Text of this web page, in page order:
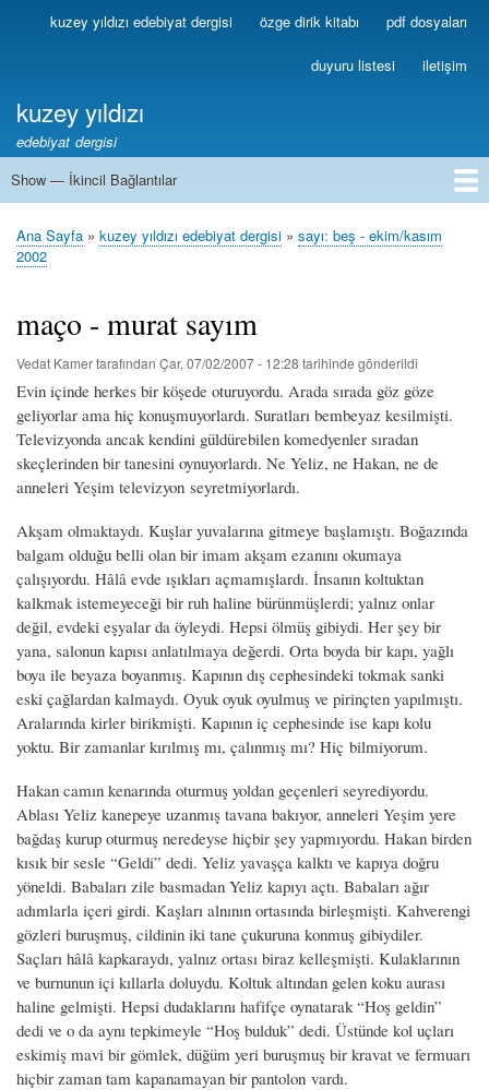
Ana
içeriğe
Birincilkuzey yıldızı edebiyat dergisi özge dirik kitabı pdf dosyaları
duyuru listesi iletişim
kuzey yıldızı
edebiyat dergisi
İkincil
Show — İkincil Bağlantılar
1
2
3
4
5
6
7
8
9
10
11
12
13
Sayfa
Ana Sayfa kuzey yıldızı edebiyat dergisi
sayı: beş - ekim/kasım
2002
maço - murat sayım
Vedat Kamertarafından Çar, 07/02/2007 - 12:28 tarihinde gönderildi
Evin içinde herkes bir köşede oturuyordu. Arada sırada göz göze
geliyorlar ama hiç konuşmuyorlardı. Suratları bembeyaz kesilmişti.
Televizyonda ancak kendini güldürebilen komedyenler sıradan
skeçlerinden bir tanesini oynuyorlardı. Ne Yeliz, ne Hakan, ne de
anneleri Yeşim televizyon seyretmiyorlardı.
Akşam olmaktaydı. Kuşlar yuvalarına gitmeye başlamıştı. Boğazında
balgam olduğu belli olan bir imam akşam ezanını okumaya
çalışıyordu. Hâlâ evde ışıkları açmamışlardı. İnsanın koltuktan
kalkmak istemeyeceği bir ruh haline bürünmüşlerdi; yalnız onlar
değil, evdeki eşyalar da öyleydi. Hepsi ölmüş gibiydi. Her şey bir
yana, salonun kapısı anlatılmaya değerdi. Orta boyda bir kapı, yağlı
boya ile beyaza boyanmış. Kapının dış cephesindeki tokmak sanki
eski çağlardan kalmaydı. Oyuk oyuk oyulmuş ve pirinçten yapılmıştı.
Aralarında kirler birikmişti. Kapının iç cephesinde ise kapı kolu
yoktu. Bir zamanlar kırılmış mı, çalınmış mı? Hiç bilmiyorum.
Hakan camın kenarında oturmuş yoldan geçenleri seyrediyordu.
Ablası Yeliz kanepeye uzanmış tavana bakıyor, anneleri Yeşim yere
bağdaş kurup oturmuş neredeyse hiçbir şey yapmıyordu. Hakan birden
kısık bir sesle “Geldi” dedi. Yeliz yavaşça kalktı ve kapıya doğru
yöneldi. Babaları zile basmadan Yeliz kapıyı açtı. Babaları ağır
adımlarla içeri girdi. Kaşları alnının ortasında birleşmişti. Kahverengi
gözleri buruşmuş, cildinin iki tane çukuruna konmuş gibiydiler.
Saçları hâlâ kapkaraydı, yalnız ortası biraz kelleşmişti. Kulaklarının
ve burnunun içi kıllarla doluydu. Koltuk altından gelen koku aurası
haline gelmişti. Hepsi dudaklarını hafifçe oynatarak “Hoş geldin”
dedi ve o da aynı tepkimeyle “Hoş bulduk” dedi. Üstünde kol uçları
eskimiş mavi bir gömlek, düğüm yeri buruşmuş bir kravat ve fermuarı
hiçbir zaman tam kapanamayan bir pantolon vardı.